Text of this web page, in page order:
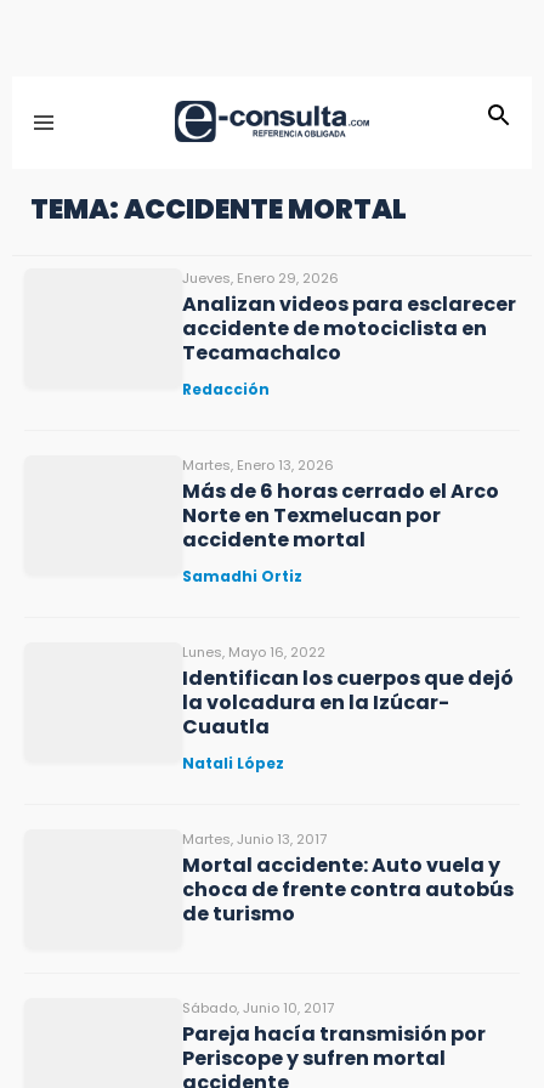
TEMA: ACCIDENTE MORTAL
Jueves, Enero 29, 2026
Analizan videos para esclarecer
accidente de motociclista en
Tecamachalco
Redacción
Martes, Enero 13, 2026
Más de 6 horas cerrado el Arco
Norte en Texmelucan por
accidente mortal
Samadhi Ortiz
Lunes, Mayo 16, 2022
Identifican los cuerpos que dejó
la volcadura en la Izúcar-
Cuautla
Natali López
Martes, Junio 13, 2017
Mortal accidente: Auto vuela y
choca de frente contra autobús
de turismo
Sábado, Junio 10, 2017
Pareja hacía transmisión por
Periscope y sufren mortal
accidente